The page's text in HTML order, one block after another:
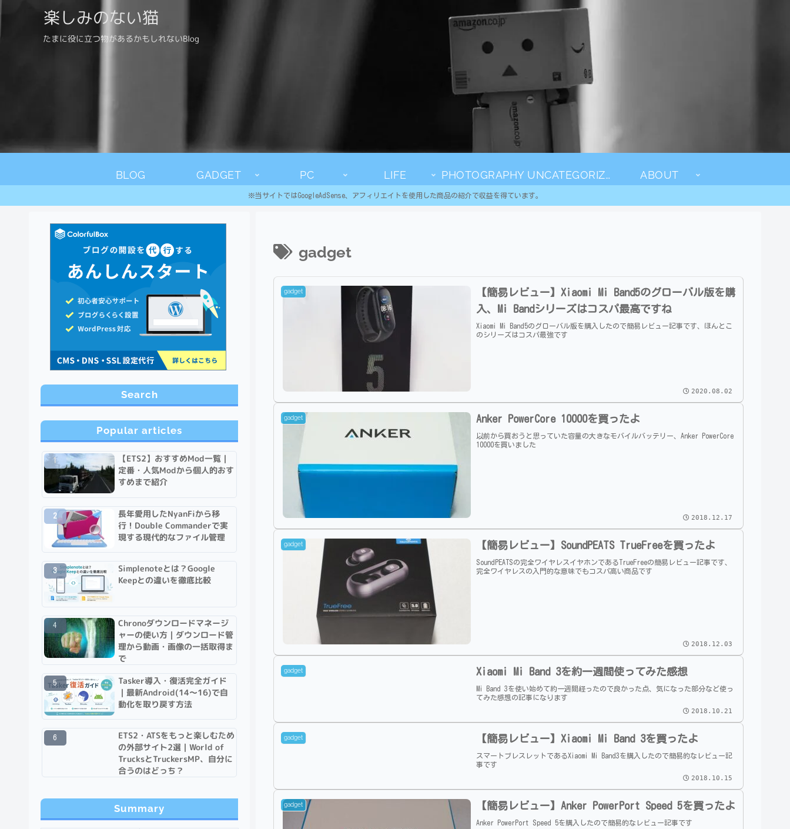
楽しみのない猫
たまに役に立つ物があるかもしれないBlog
BLOG GADGET PC LIFE PHOTOGRAPHY UNCATEGORIZED ABOUT
※当サイトではGoogleAdSense、アフィリエイトを使用した商品の紹介で収益を得ています。
gadget
gadget
【簡易レビュー】Xiaomi Mi Band5のグローバル版を購
入、Mi Bandシリーズはコスパ最高ですね
Xiaomi Mi Band5のグローバル版を購入したので簡易レビュー記事です、ほんとこ
のシリーズはコスパ最強です
2020.08.02
gadget Anker PowerCore 10000を買ったよ
以前から買おうと思っていた容量の大きなモバイルバッテリー、Anker PowerCore
10000を買いました
2018.12.17
gadget 【簡易レビュー】SoundPEATS TrueFreeを買ったよ
SoundPEATSの完全ワイヤレスイヤホンであるTrueFreeの簡易レビュー記事です、
完全ワイヤレスの入門的な意味でもコスパ高い商品です
2018.12.03
gadget Xiaomi Mi Band 3を約一週間使ってみた感想
Mi Band 3を使い始めて約一週間経ったので良かった点、気になった部分など使っ
てみた感想の記事になります
2018.10.21
gadget 【簡易レビュー】Xiaomi Mi Band 3を買ったよ
スマートブレスレットであるXiaomi Mi Band3を購入したので簡易的なレビュー記
事です
2018.10.15
gadget 【簡易レビュー】Anker PowerPort Speed 5を買ったよ
Anker PowerPort Speed 5を購入したので簡易的なレビュー記事です
Search
Popular articles
【ETS2】おすすめMod一覧｜
定番・人気Modから個人的おす
すめまで紹介
長年愛用したNyanFiから移
行！Double Commanderで実
現する現代的なファイル管理
Simplenoteとは？Google
Keepとの違いを徹底比較
Chronoダウンロードマネージ
ャーの使い方｜ダウンロード管
理から動画・画像の一括取得ま
で
Tasker導入・復活完全ガイド
｜最新Android(14〜16)で自
動化を取り戻す方法
ETS2・ATSをもっと楽しむため
の外部サイト2選｜World of
TrucksとTruckersMP、自分に
合うのはどっち？
Summary